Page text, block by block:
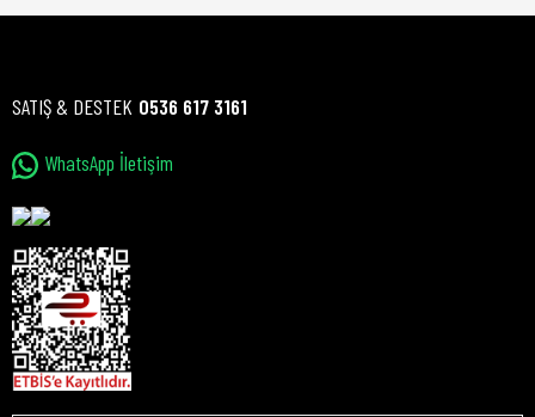
SATIŞ & DESTEK 0536 617 3161
WhatsApp İletişim